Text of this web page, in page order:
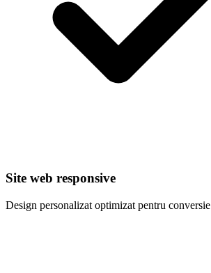
Site web responsive
Design personalizat optimizat pentru conversie